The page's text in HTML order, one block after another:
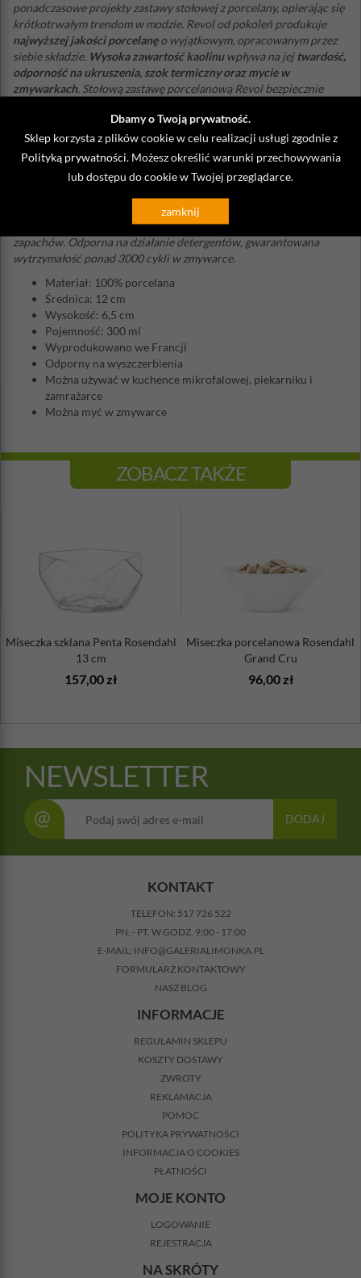
Dbamy o Twoją prywatność.
Sklep korzysta z plików cookie w celu realizacji usługi zgodnie z
Polityką prywatności . Możesz określić warunki przechowywania
lub dostępu do cookie w Twojej przeglądarce.
zamknij
ponadczasowe projekty zastawy stołowej z porcelany, opierając się
krótkotrwałym trendom w modzie. Revol od pokoleń produkuje
najwyższej jakości porcelanęo wyjątkowym, opracowanym przez
siebie składzie. Wysoka zawartość kaolinuwpływa na jejtwardość,
odporność na ukruszenia, szok termiczny oraz mycie w
zmywarkach. Stołową zastawę porcelanową Revol bezpiecznie
wytrzymuje temperaturę od -40°C do + 300°C. Wiele etapów
produkcji jest wykonywanych ręcznie co dowodzi, że tego
francuskiego producenta wyróżnia prawdziwe zamiłowanie do
Dzięki niskiej porowatości (0,05%), jej powierzchnia jest
higieniczna - nie przyjmuje zanieczyszczeń i nie pochłania
zapachów. Odporna na działanie detergentów, gwarantowana
wytrzymałość ponad 3000 cykli w zmywarce.
Materiał: 100% porcelana
Średnica: 12 cm
Wysokość: 6,5 cm
Pojemność: 300 ml
Wyprodukowano we Francji
Odporny na wyszczerbienia
Można używać w kuchence mikrofalowej, piekarniku i
zamrażarce
Można myć w zmywarce
ZOBACZ TAKŻE
Miseczka szklana Penta Rosendahl
13 cm
157,00 zł
Miseczka porcelanowa Rosendahl
Grand Cru
96,00 zł
NEWSLETTER
@ DODAJ
KONTAKT
TELEFON: 517 726 522
PN. - PT. W GODZ. 9:00 - 17:00
E-MAIL: INFO@GALERIALIMONKA.PL
FORMULARZ KONTAKTOWY
NASZ BLOG
INFORMACJE
REGULAMIN SKLEPU
KOSZTY DOSTAWY
ZWROTY
REKLAMACJA
POMOC
POLITYKA PRYWATNOŚCI
INFORMACJA O COOKIES
PŁATNOŚCI
MOJE KONTO
LOGOWANIE
REJESTRACJA
NA SKRÓTY